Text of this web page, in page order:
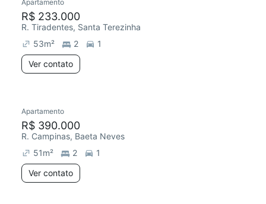
Apartamento
R$ 233.000
R. Tiradentes, Santa Terezinha
53m² 2
1
Ver contato
Apartamento
R$ 390.000
R. Campinas, Baeta Neves
51m² 2
1
Ver contato